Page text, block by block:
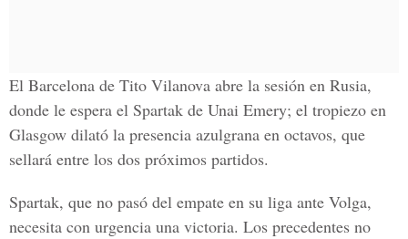
El Barcelona de Tito Vilanova abre la sesión en Rusia,
donde le espera el Spartak de Unai Emery; el tropiezo en
Glasgow dilató la presencia azulgrana en octavos, que
sellará entre los dos próximos partidos.
Spartak, que no pasó del empate en su liga ante Volga,
necesita con urgencia una victoria. Los precedentes no